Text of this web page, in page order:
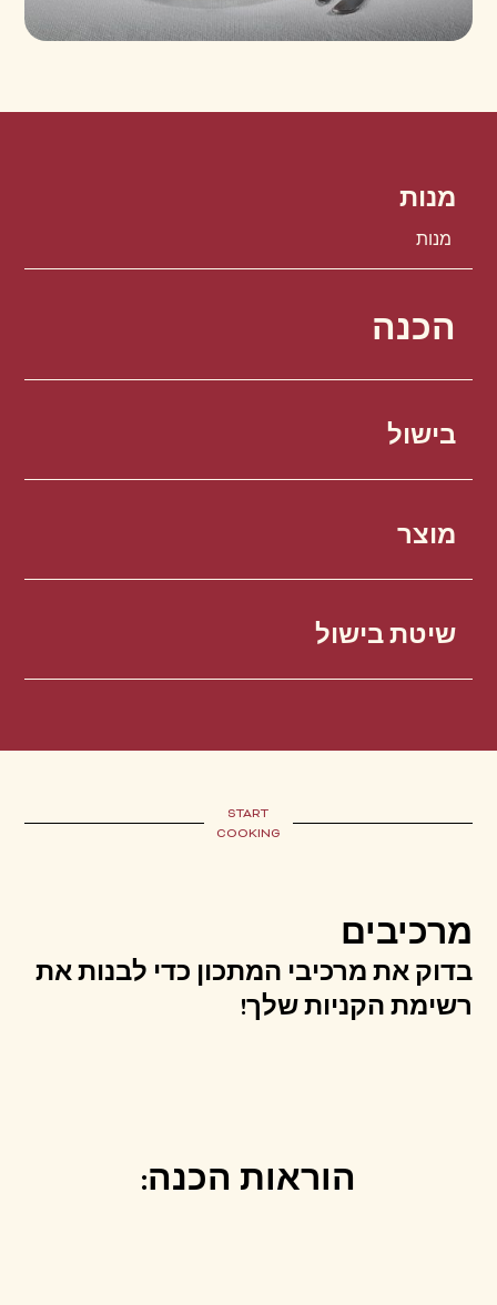
מנות
מנות
הכנה
בישול
מוצר
שיטת בישול
START
COOKING
מרכיבים
בדוק את מרכיבי המתכון כדי לבנות את
רשימת הקניות שלך!
הוראות הכנה: